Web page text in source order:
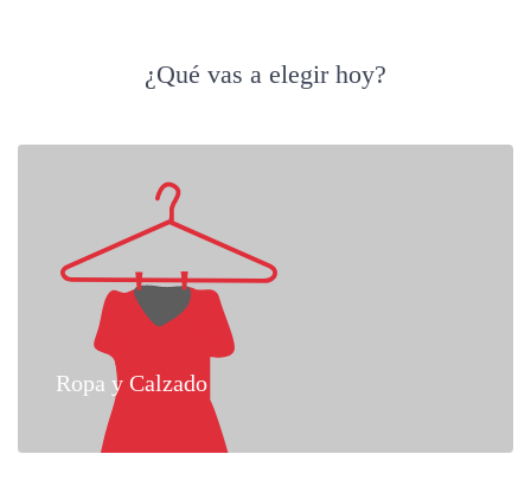
¿Qué vas a elegir hoy?
Ropa y Calzado